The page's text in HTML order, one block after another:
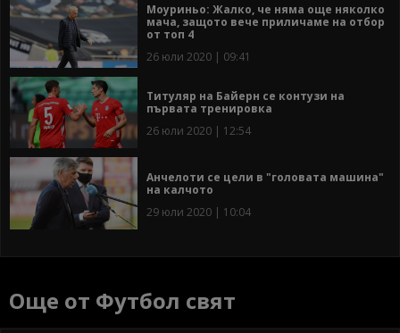
Моуриньо: Жалко, че няма още няколко
мача, защото вече приличаме на отбор
от топ 4
26 юли 2020 | 09:41
Титуляр на Байерн се контузи на
първата тренировка
26 юли 2020 | 12:54
Анчелоти се цели в "головата машина"
на калчото
29 юли 2020 | 10:04
Още от Футбол свят